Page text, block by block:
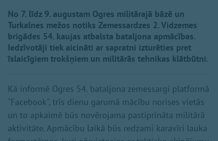
No 7. līdz 9. augustam Ogres militārajā bāzē un
Turkalnes mežos notiks Zemessardzes 2. Vidzemes
brigādes 54. kaujas atbalsta bataljona apmācības.
Iedzīvotāji tiek aicināti ar sapratni izturēties pret
īslaicīgiem trokšņiem un militārās tehnikas klātbūtni.
Kā informē Ogres 54. bataljona zemessargi platformā
"Facebook", trīs dienu garumā mācību norises vietās
un to apkaimē būs novērojama pastiprināta militārā
aktivitāte. Apmācību laikā būs redzami karavīri lauka